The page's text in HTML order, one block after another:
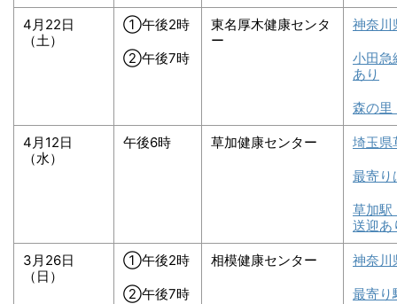
4月22日
（土）
①午後2時
②午後7時
東名厚木健康センタ
ー
神奈川
小田急
あり
森の里
4月12日
（水）
午後6時 草加健康センター
埼玉県
最寄り
草加駅
送迎あ
3月26日
（日）
①午後2時
②午後7時
相模健康センター
神奈川
最寄り